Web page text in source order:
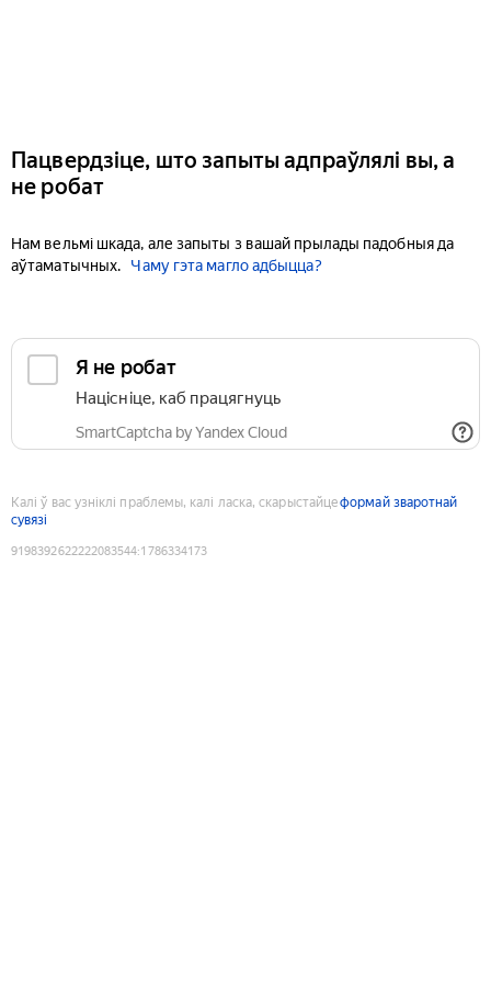
Пацвердзіце, што запыты адпраўлялі вы, а
не робат
Нам вельмі шкада, але запыты з вашай прылады падобныя да
аўтаматычных.
Чаму гэта магло адбыцца?
Я не робат
Націсніце, каб працягнуць
SmartCaptcha by Yandex Cloud
Калі ў вас узніклі праблемы, калі ласка, скарыстайцеформай зваротнай
сувязі
9198392622222083544:1786334173